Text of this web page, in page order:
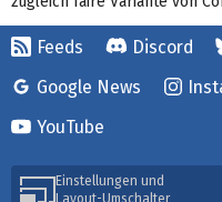
Feeds Discord
Google News
YouTube
Einstellungen und